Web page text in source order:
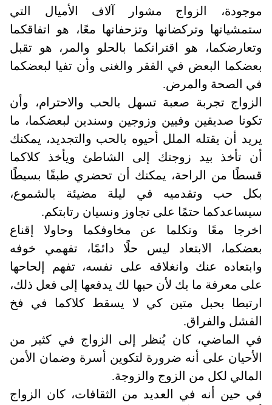
موجودة، الزواج مشوار آلاف الأميال التي
ستمشيانها وتركضانها وتزحفانها معًا، هو اتفاقكما
وتعارضكما، هو اقترانكما بالحلو والمر، هو تقبل
بعضكما البعض في الفقر والغنى وأن تفيا لبعضكما
في الصحة والمرض.
الزواج تجربة صعبة تسهل بالحب والاحترام، وأن
تكونا صديقين وفيين وزوجين وسندين لبعضكما، ما
يريد أن يقتله الملل أحيوه بالحب والتجديد، يمكنك
أن تأخذ بيد زوجتك إلى الشاطئ ويأخذ كلاكما
قسطًا من الراحة، يمكنك أن تحضري طبقًا بسيطًا
بكل حب وتقدميه في ليلة مضيئة بالشموع،
سيساعدكما حتمًا على تجاوز ونسيان رتابتكم.
اخرجا معًا وتكلما عن مخاوفكما وحاولا إقناع
بعضكما، الابتعاد ليس حلًا دائمًا، تفهمي خوفه
وابتعاده عنك وانغلاقه على نفسه، تفهم إلحاحها
على معرفة ما بك لأن حبها لك يدفعها إلى فعل ذلك،
ارتبطا بحبل متين كي لا يسقط كلاكما في فخ
الفشل والفراق.
في الماضي، كان يُنظر إلى الزواج في كثير من
الأحيان على أنه ضرورة لتكوين أسرة وضمان الأمن
المالي لكل من الزوج والزوجة.
في حين أنه في العديد من الثقافات، كان الزواج